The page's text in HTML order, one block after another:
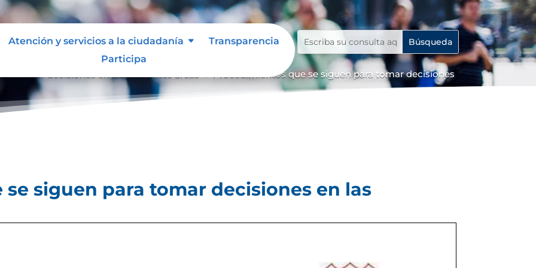
Atención y servicios a la ciudadanía
Transparencia
Participa
tomar decisiones en las diferentes áreas
Procedimientos que se siguen para tomar decisiones
siguen para tomar decisiones en las